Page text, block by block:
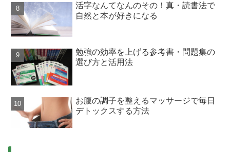
活字なんてなんのその！真・読書法で
自然と本が好きになる
勉強の効率を上げる参考書・問題集の
選び方と活用法
お腹の調子を整えるマッサージで毎日
デトックスする方法